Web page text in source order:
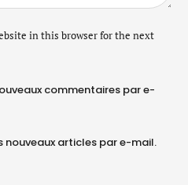
in this browser for the next
commentaires par e-
nouveaux articles par e-mail.